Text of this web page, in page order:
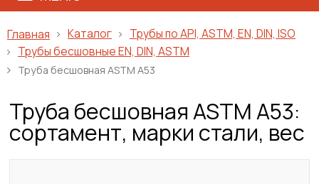
Главная Каталог
Трубы по API, ASTM, EN, DIN, ISO
Трубы бесшовные EN, DIN, ASTM
Труба бесшовная ASTM A53
Труба бесшовная ASTM A53:
сортамент, марки стали, вес